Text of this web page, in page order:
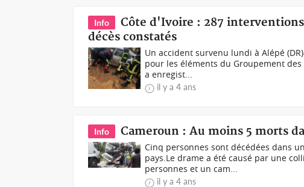
Info
Côte d'Ivoire : 287
décès constatés
Un accident survenu lundi à Alépé
pour les éléments du Groupement des
a enregist...
il y a 4 ans
Info Cameroun : Au moins 5 morts
Cinq personnes sont décédées dans
pays.Le drame a été causé par une
personnes et un cam...
il y a 4 ans